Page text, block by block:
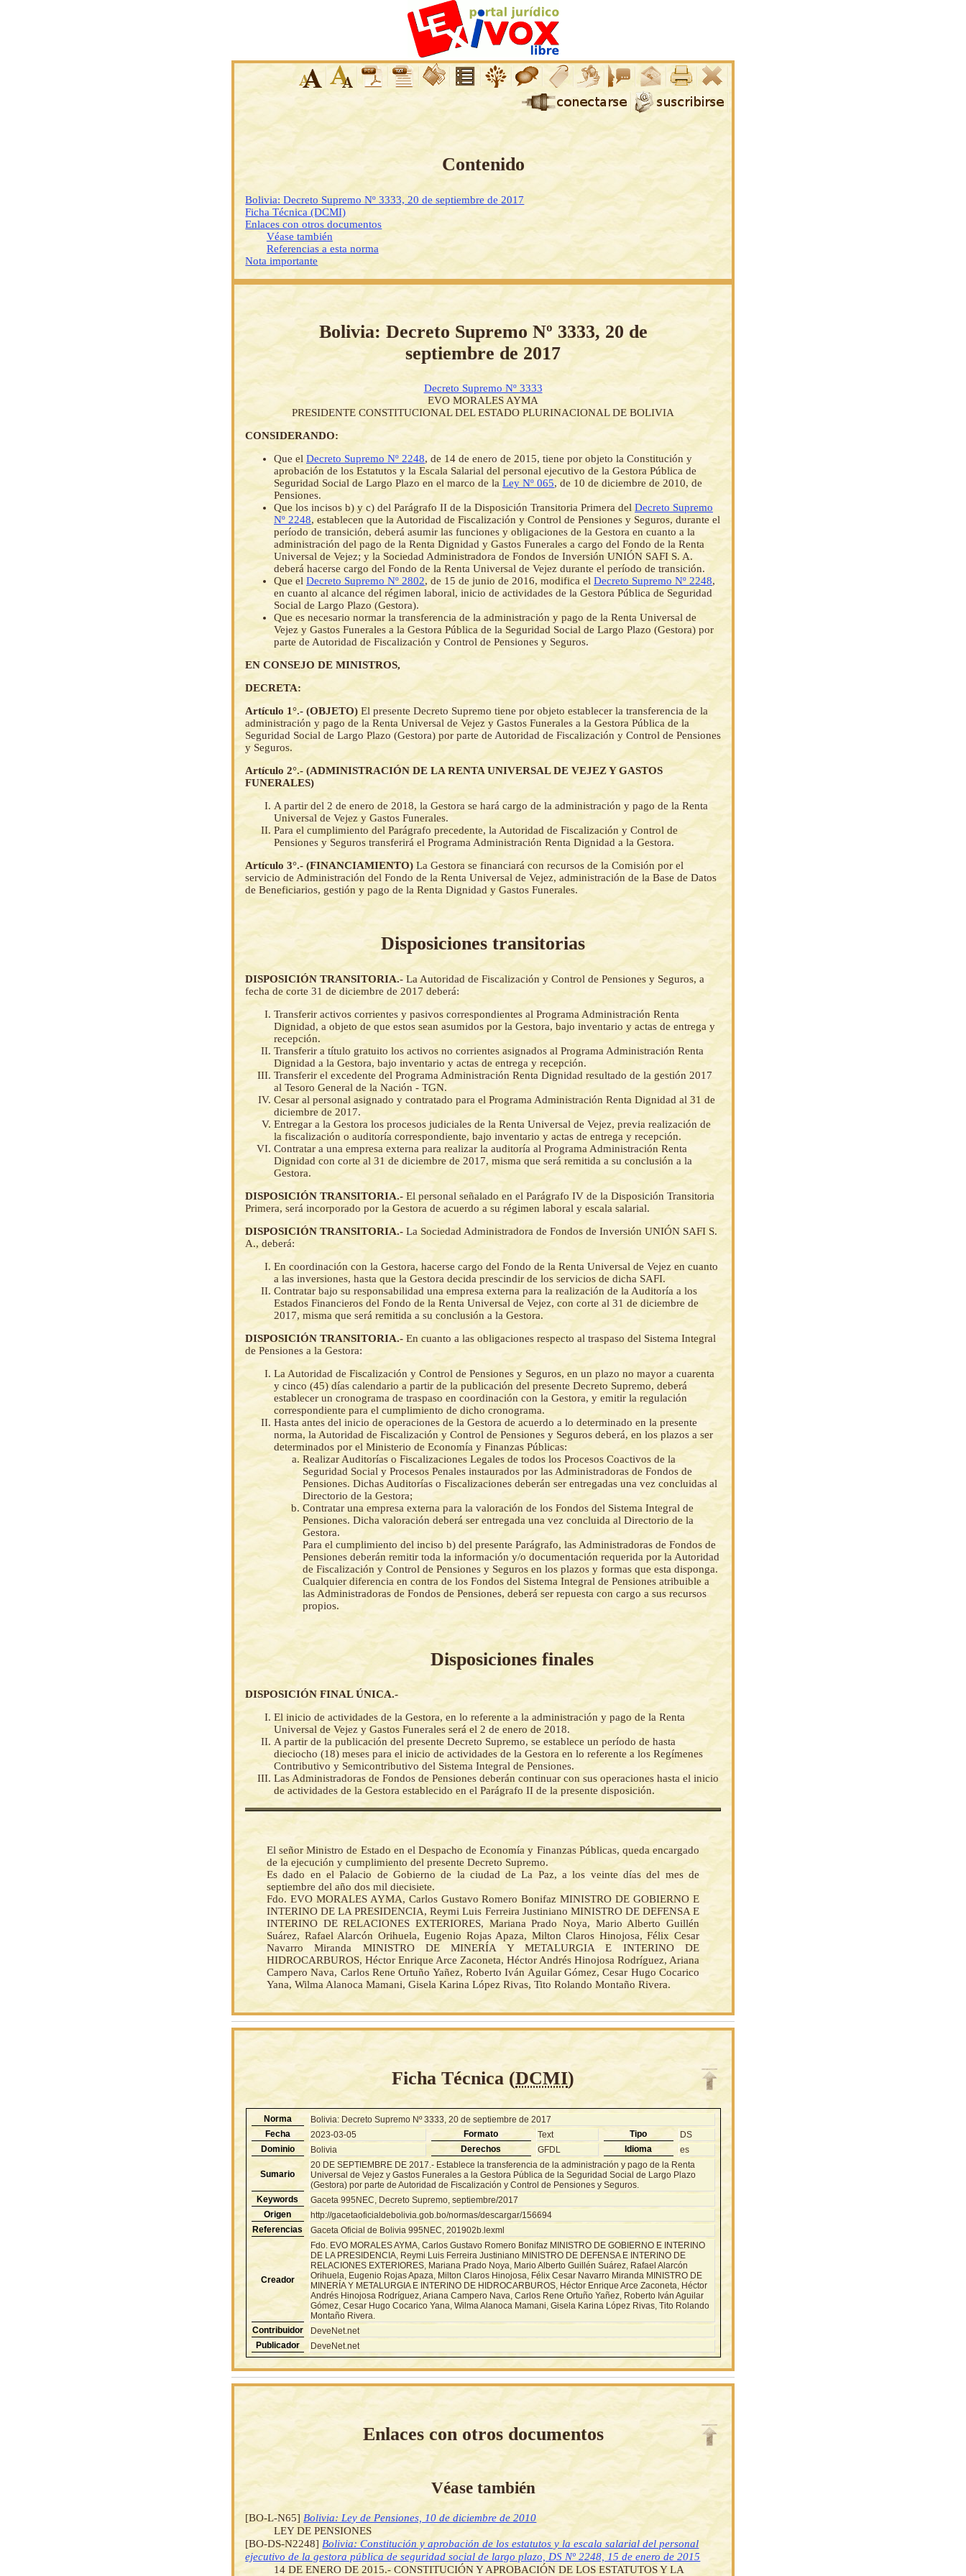
Contenido
Bolivia: Decreto Supremo Nº 3333, 20 de septiembre de 2017
Ficha Técnica (DCMI)
Enlaces con otros documentos
Véase también
Referencias a esta norma
Nota importante
Bolivia: Decreto Supremo Nº 3333, 20 de
septiembre de 2017
Decreto Supremo Nº 3333
EVO MORALES AYMA
PRESIDENTE CONSTITUCIONAL DEL ESTADO PLURINACIONAL DE BOLIVIA
CONSIDERANDO:
Que el Decreto Supremo Nº 2248, de 14 de enero de 2015, tiene por objeto la Constitución y
aprobación de los Estatutos y la Escala Salarial del personal ejecutivo de la Gestora Pública de
Seguridad Social de Largo Plazo en el marco de la Ley Nº 065, de 10 de diciembre de 2010, de
Pensiones.
Que los incisos b) y c) del Parágrafo II de la Disposición Transitoria Primera delDecreto Supremo
Nº 2248, establecen que la Autoridad de Fiscalización y Control de Pensiones y Seguros, durante el
período de transición, deberá asumir las funciones y obligaciones de la Gestora en cuanto a la
administración del pago de la Renta Dignidad y Gastos Funerales a cargo del Fondo de la Renta
Universal de Vejez; y la Sociedad Administradora de Fondos de Inversión UNIÓN SAFI S. A.
deberá hacerse cargo del Fondo de la Renta Universal de Vejez durante el período de transición.
Que el Decreto Supremo Nº 2802, de 15 de junio de 2016, modifica el Decreto Supremo Nº 2248,
en cuanto al alcance del régimen laboral, inicio de actividades de la Gestora Pública de Seguridad
Social de Largo Plazo (Gestora).
Que es necesario normar la transferencia de la administración y pago de la Renta Universal de
Vejez y Gastos Funerales a la Gestora Pública de la Seguridad Social de Largo Plazo (Gestora) por
parte de Autoridad de Fiscalización y Control de Pensiones y Seguros.
EN CONSEJO DE MINISTROS,
DECRETA:
Artículo 1°.- (OBJETO) El presente Decreto Supremo tiene por objeto establecer la transferencia de la
administración y pago de la Renta Universal de Vejez y Gastos Funerales a la Gestora Pública de la
Seguridad Social de Largo Plazo (Gestora) por parte de Autoridad de Fiscalización y Control de Pensiones
y Seguros.
Artículo 2°.- (ADMINISTRACIÓN DE LA RENTA UNIVERSAL DE VEJEZ Y GASTOS
FUNERALES)
A partir del 2 de enero de 2018, la Gestora se hará cargo de la administración y pago de la Renta
Universal de Vejez y Gastos Funerales.
Para el cumplimiento del Parágrafo precedente, la Autoridad de Fiscalización y Control de
Pensiones y Seguros transferirá el Programa Administración Renta Dignidad a la Gestora.
Artículo 3°.- (FINANCIAMIENTO) La Gestora se financiará con recursos de la Comisión por el
servicio de Administración del Fondo de la Renta Universal de Vejez, administración de la Base de Datos
de Beneficiarios, gestión y pago de la Renta Dignidad y Gastos Funerales.
Disposiciones transitorias
DISPOSICIÓN TRANSITORIA.-La Autoridad de Fiscalización y Control de Pensiones y Seguros, a
fecha de corte 31 de diciembre de 2017 deberá:
Transferir activos corrientes y pasivos correspondientes al Programa Administración Renta
Dignidad, a objeto de que estos sean asumidos por la Gestora, bajo inventario y actas de entrega y
recepción.
Transferir a título gratuito los activos no corrientes asignados al Programa Administración Renta
Dignidad a la Gestora, bajo inventario y actas de entrega y recepción.
Transferir el excedente del Programa Administración Renta Dignidad resultado de la gestión 2017
al Tesoro General de la Nación - TGN.
Cesar al personal asignado y contratado para el Programa Administración Renta Dignidad al 31 de
diciembre de 2017.
Entregar a la Gestora los procesos judiciales de la Renta Universal de Vejez, previa realización de
la fiscalización o auditoría correspondiente, bajo inventario y actas de entrega y recepción.
Contratar a una empresa externa para realizar la auditoría al Programa Administración Renta
Dignidad con corte al 31 de diciembre de 2017, misma que será remitida a su conclusión a la
Gestora.
DISPOSICIÓN TRANSITORIA.- El personal señalado en el Parágrafo IV de la Disposición Transitoria
Primera, será incorporado por la Gestora de acuerdo a su régimen laboral y escala salarial.
DISPOSICIÓN TRANSITORIA.- La Sociedad Administradora de Fondos de Inversión UNIÓN SAFI S.
A., deberá:
En coordinación con la Gestora, hacerse cargo del Fondo de la Renta Universal de Vejez en cuanto
a las inversiones, hasta que la Gestora decida prescindir de los servicios de dicha SAFI.
Contratar bajo su responsabilidad una empresa externa para la realización de la Auditoría a los
Estados Financieros del Fondo de la Renta Universal de Vejez, con corte al 31 de diciembre de
2017, misma que será remitida a su conclusión a la Gestora.
DISPOSICIÓN TRANSITORIA.- En cuanto a las obligaciones respecto al traspaso del Sistema Integral
de Pensiones a la Gestora:
La Autoridad de Fiscalización y Control de Pensiones y Seguros, en un plazo no mayor a cuarenta
y cinco (45) días calendario a partir de la publicación del presente Decreto Supremo, deberá
establecer un cronograma de traspaso en coordinación con la Gestora, y emitir la regulación
correspondiente para el cumplimiento de dicho cronograma.
Hasta antes del inicio de operaciones de la Gestora de acuerdo a lo determinado en la presente
norma, la Autoridad de Fiscalización y Control de Pensiones y Seguros deberá, en los plazos a ser
determinados por el Ministerio de Economía y Finanzas Públicas:
Realizar Auditorías o Fiscalizaciones Legales de todos los Procesos Coactivos de la
Seguridad Social y Procesos Penales instaurados por las Administradoras de Fondos de
Pensiones. Dichas Auditorías o Fiscalizaciones deberán ser entregadas una vez concluidas al
Directorio de la Gestora;
Contratar una empresa externa para la valoración de los Fondos del Sistema Integral de
Pensiones. Dicha valoración deberá ser entregada una vez concluida al Directorio de la
Gestora.
Para el cumplimiento del inciso b) del presente Parágrafo, las Administradoras de Fondos de
Pensiones deberán remitir toda la información y/o documentación requerida por la Autoridad
de Fiscalización y Control de Pensiones y Seguros en los plazos y formas que esta disponga.
Cualquier diferencia en contra de los Fondos del Sistema Integral de Pensiones atribuible a
las Administradoras de Fondos de Pensiones, deberá ser repuesta con cargo a sus recursos
propios.
Disposiciones finales
DISPOSICIÓN FINAL ÚNICA.-
El inicio de actividades de la Gestora, en lo referente a la administración y pago de la Renta
Universal de Vejez y Gastos Funerales será el 2 de enero de 2018.
A partir de la publicación del presente Decreto Supremo, se establece un período de hasta
dieciocho (18) meses para el inicio de actividades de la Gestora en lo referente a los Regímenes
Contributivo y Semicontributivo del Sistema Integral de Pensiones.
Las Administradoras de Fondos de Pensiones deberán continuar con sus operaciones hasta el inicio
de actividades de la Gestora establecido en el Parágrafo II de la presente disposición.
El señor Ministro de Estado en el Despacho de Economía y Finanzas Públicas, queda encargado
de la ejecución y cumplimiento del presente Decreto Supremo.
Es dado en el Palacio de Gobierno de la ciudad de La Paz, a los veinte días del mes de
septiembre del año dos mil diecisiete.
Fdo. EVO MORALES AYMA, Carlos Gustavo Romero Bonifaz MINISTRO DE GOBIERNO E
INTERINO DE LA PRESIDENCIA, Reymi Luis Ferreira Justiniano MINISTRO DE DEFENSA E
INTERINO DE RELACIONES EXTERIORES, Mariana Prado Noya, Mario Alberto Guillén
Suárez, Rafael Alarcón Orihuela, Eugenio Rojas Apaza, Milton Claros Hinojosa, Félix Cesar
Navarro Miranda MINISTRO DE MINERÍA Y METALURGIA E INTERINO DE
HIDROCARBUROS, Héctor Enrique Arce Zaconeta, Héctor Andrés Hinojosa Rodríguez, Ariana
Campero Nava, Carlos Rene Ortuño Yañez, Roberto Iván Aguilar Gómez, Cesar Hugo Cocarico
Yana, Wilma Alanoca Mamani, Gisela Karina López Rivas, Tito Rolando Montaño Rivera.
Ficha Técnica (DCMI)
Norma
Bolivia: Decreto Supremo Nº 3333, 20 de septiembre de 2017
Fecha
2023-03-05 Formato Text Tipo
DS
Dominio
Bolivia Derechos GFDL Idioma es
Sumario
20 DE SEPTIEMBRE DE 2017.- Establece la transferencia de la administración y pago de la Renta
Universal de Vejez y Gastos Funerales a la Gestora Pública de la Seguridad Social de Largo Plazo
(Gestora) por parte de Autoridad de Fiscalización y Control de Pensiones y Seguros.
Keywords
Gaceta 995NEC, Decreto Supremo, septiembre/2017
Origen
http://gacetaoficialdebolivia.gob.bo/normas/descargar/156694
Referencias
Gaceta Oficial de Bolivia 995NEC, 201902b.lexml
Creador
Fdo. EVO MORALES AYMA, Carlos Gustavo Romero Bonifaz MINISTRO DE GOBIERNO E INTERINO
DE LA PRESIDENCIA, Reymi Luis Ferreira Justiniano MINISTRO DE DEFENSA E INTERINO DE
RELACIONES EXTERIORES, Mariana Prado Noya, Mario Alberto Guillén Suárez, Rafael Alarcón
Orihuela, Eugenio Rojas Apaza, Milton Claros Hinojosa, Félix Cesar Navarro Miranda MINISTRO DE
MINERÍA Y METALURGIA E INTERINO DE HIDROCARBUROS, Héctor Enrique Arce Zaconeta, Héctor
Andrés Hinojosa Rodríguez, Ariana Campero Nava, Carlos Rene Ortuño Yañez, Roberto Iván Aguilar
Gómez, Cesar Hugo Cocarico Yana, Wilma Alanoca Mamani, Gisela Karina López Rivas, Tito Rolando
Montaño Rivera.
Contribuidor
DeveNet.net
Publicador
DeveNet.net
Enlaces con otros documentos
Véase también
[BO-L-N65] Bolivia: Ley de Pensiones, 10 de diciembre de 2010
LEY DE PENSIONES
[BO-DS-N2248] Bolivia: Constitución y aprobación de los estatutos y la escala salarial del personal
ejecutivo de la gestora pública de seguridad social de largo plazo, DS Nº 2248, 15 de enero de 2015
14 DE ENERO DE 2015.- CONSTITUCIÓN Y APROBACIÓN DE LOS ESTATUTOS Y LA